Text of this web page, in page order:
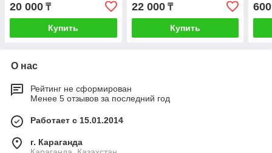
20 000 ₸
Купить
22 000₸
Купить
600
О нас
Рейтинг не сформирован
Менее 5 отзывов за последний год
Работает с 15.01.2014
г. Караганда